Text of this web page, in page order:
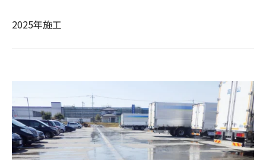
2025年施工